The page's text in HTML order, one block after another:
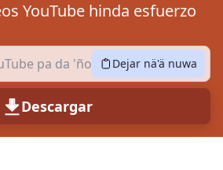
YouTube hinda esfuerzo
Dejar nä'ä nuwa
Descargar